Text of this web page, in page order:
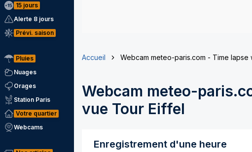
15 jours
Alerte 8 jours
Prévi. saison
Pluies
Nuages
Orages
Station Paris
Votre quartier
Webcams
Accueil Webcam meteo-paris.com - Time
Webcam meteo-
vue Tour Eiffel
Enregistrement d'une heure